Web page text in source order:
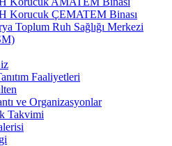
Korucuk ÇEMATEM Binası
Toplum Ruh Sağlığı Merkezi
Faaliyetleri
ve Organizasyonlar
Takvimi